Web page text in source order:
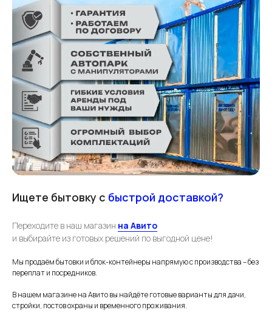
Ищете бытовку с быстрой доставкой?
Переходите в наш магазин на Авито
и выбирайте из готовых решений по выгодной цене!
Мы продаём бытовки и блок-контейнеры напрямую с производства – без
переплат и посредников.
В нашем магазине на Авито вы найдёте готовые варианты для дачи,
стройки, постов охраны и временного проживания.